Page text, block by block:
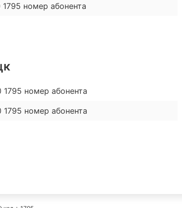
1795 номер абонента
1795 номер абонента
1795 номер абонента